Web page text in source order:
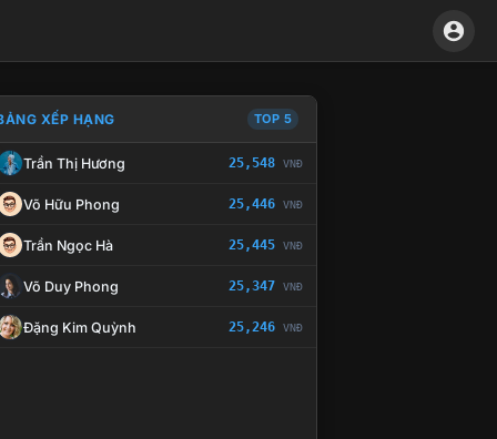
CHẾ TÀI XỬ LÝ VI PHẠM
XẾP HẠNG TOP 5
Trần Thị Hương 25,548 VNĐ
Võ Hữu Phong 25,446 VNĐ
Trần Ngọc Hà 25,445 VNĐ
Võ Duy Phong 25,347 VNĐ
Đặng Kim Quỳnh 25,246 VNĐ